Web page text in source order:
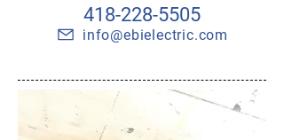
418-228-5505
info@ebielectric.com